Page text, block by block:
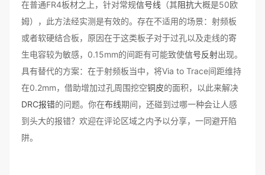
在普通FR4板材之上，针对常规信号线 （其阻抗大概是50欧
姆），此方法经实测是有效的。存在不适用的场景：射频板
或者软硬结合板，原因在于这类板子对于过孔以及走线的寄
生电容较为敏感，0.15mm的间距有可能致使信号反射出现。
具有替代的方案：在于射频板当中，将Via to Trace间距维持
在0.2mm，借助增加过孔周围挖空铜皮的面积，以此来解决
DRC报错的问题。你在布线期间，还碰到过哪一种会让人感
到头大的报错？欢迎在评论区域之内予以分享，一同避开陷
阱。